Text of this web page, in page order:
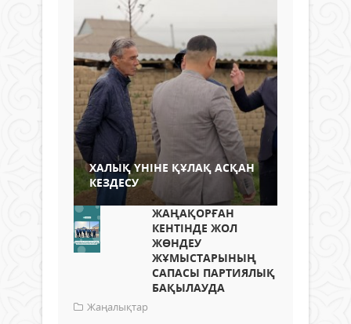
ХАЛЫҚ ҮНІНЕ ҚҰЛАҚ АСҚАН
КЕЗДЕСУ
ЖАҢАҚОРҒАН
КЕНТІНДЕ ЖОЛ
ЖӨНДЕУ
ЖҰМЫСТАРЫНЫҢ
САПАСЫ ПАРТИЯЛЫҚ
БАҚЫЛАУДА
Жаңалықтар